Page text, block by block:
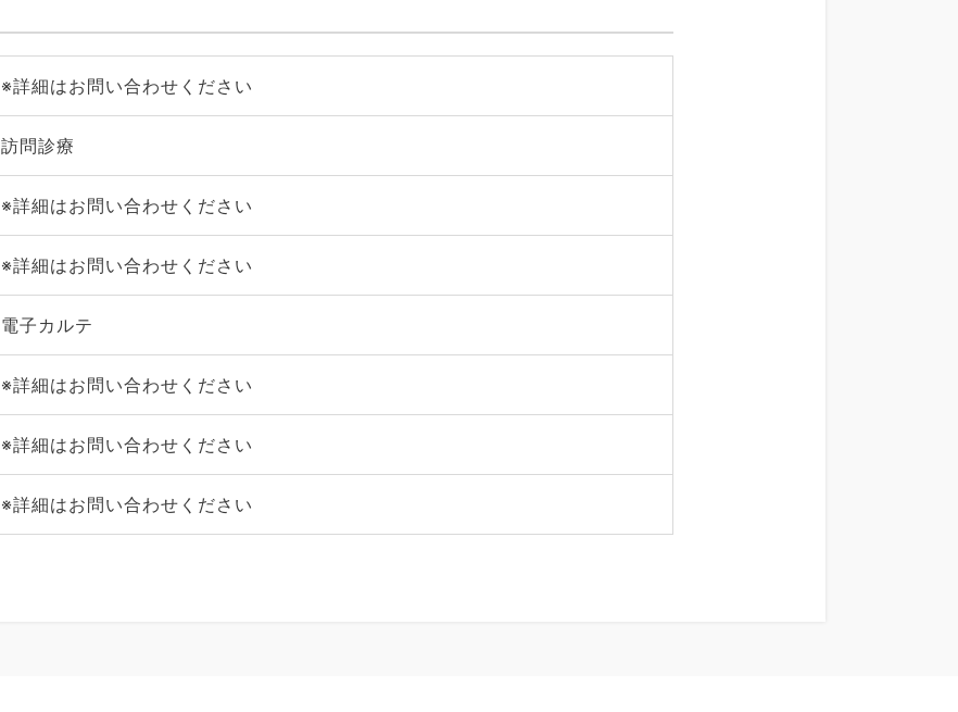
※詳細はお問い合わせください
訪問診療
※詳細はお問い合わせください
※詳細はお問い合わせください
電子カルテ
※詳細はお問い合わせください
※詳細はお問い合わせください
※詳細はお問い合わせください